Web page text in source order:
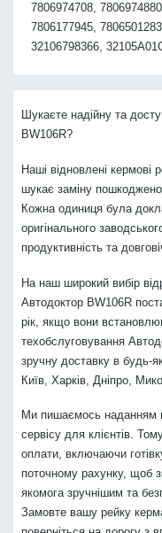
7806974708,
7806177945,
32106798366,
Шукаєте надійну та
BW106R?
Наші відновлені
шукає заміну
Кожна одиниця була
оригінального
продуктивність та
На наш широкий вибір
Автодоктор BW106R
рік, якщо вони
техобслуговування
зручну доставку в будь-
Київ, Харків, Дніпро,
Ми пишаємось наданням
сервісу для клієнтів.
оплати, включаючи
поточному рахунку, щоб
якомога зручнішим та
Замовте вашу рейку